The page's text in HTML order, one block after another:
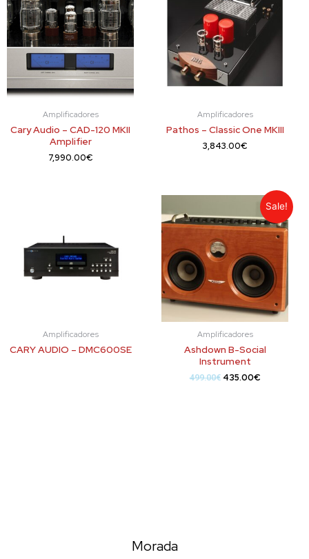
Amplificadores
Cary Audio – CAD-120 MKII
Amplifier
7,990.00€
Amplificadores
Pathos – Classic One MKIII
3,843.00€
Amplificadores
CARY AUDIO – DMC600SE
Sale!
Amplificadores
Ashdown B-Social
Instrument
499.00€ 435.00€
Morada